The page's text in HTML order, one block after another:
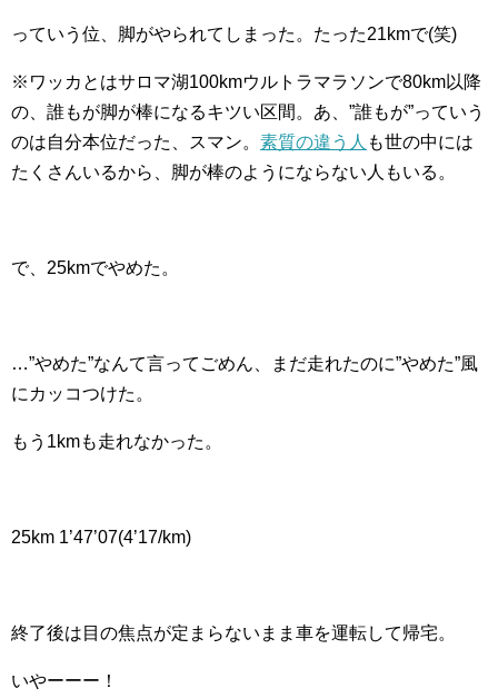
っていう位、脚がやられてしまった。たった21kmで(笑)
※ワッカとはサロマ湖100kmウルトラマラソンで80km以降
の、誰もが脚が棒になるキツい区間。あ、”誰もが”っていう
のは自分本位だった、スマン。 素質の違う人 も世の中には
たくさんいるから、脚が棒のようにならない人もいる。
で、25kmでやめた。
…”やめた”なんて言ってごめん、まだ走れたのに”やめた”風
にカッコつけた。
もう1kmも走れなかった。
25km 1’47’07(4’17/km)
終了後は目の焦点が定まらないまま車を運転して帰宅。
いやーーー！